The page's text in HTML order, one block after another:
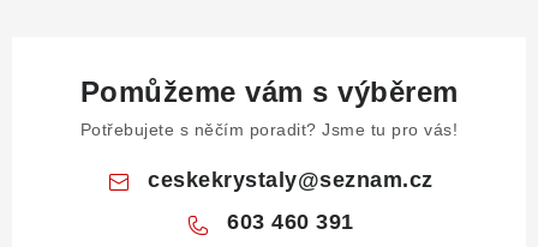
Pomůžeme vám s výběrem
Potřebujete s něčím poradit? Jsme tu pro vás!
ceskekrystaly@seznam.cz
603 460 391